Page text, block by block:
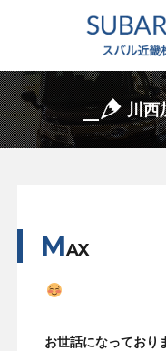
川西
MAX
お世話になっており